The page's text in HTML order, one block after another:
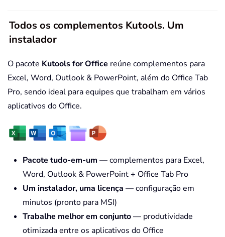
Todos os complementos Kutools. Um
instalador
O pacote Kutools for Office reúne complementos para
Excel, Word, Outlook & PowerPoint, além do Office Tab
Pro, sendo ideal para equipes que trabalham em vários
aplicativos do Office.
Pacote tudo-em-um — complementos para Excel,
Word, Outlook & PowerPoint + Office Tab Pro
Um instalador, uma licença — configuração em
minutos (pronto para MSI)
Trabalhe melhor em conjunto— produtividade
otimizada entre os aplicativos do Office